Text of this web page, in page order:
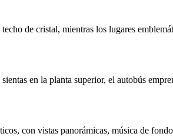
de cristal, mientras los lugares
en la planta superior, el autobús
con vistas panorámicas, música de